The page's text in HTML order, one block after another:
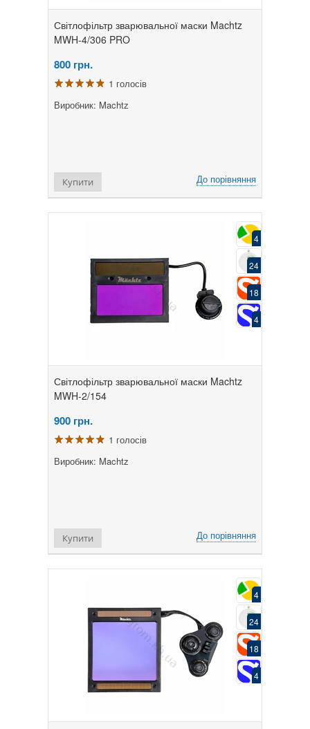
Світлофільтр зварювальної маски Machtz
MWH-4/306 PRO
800 грн.
1 голосів
Виробник: Machtz
До порівняння
Купити
4
24
18
4
Світлофільтр зварювальної маски Machtz
MWH-2/154
900 грн.
1 голосів
Виробник: Machtz
До порівняння
Купити
4
24
18
4